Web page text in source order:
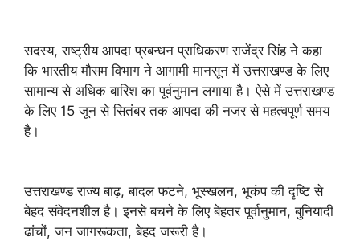
सदस्य, राष्ट्रीय आपदा प्रबन्धन प्राधिकरण राजेंद्र सिंह ने कहा
कि भारतीय मौसम विभाग ने आगामी मानसून में उत्तराखण्ड के लिए
सामान्य से अधिक बारिश का पूर्वनुमान लगाया है। ऐसे में उत्तराखण्ड
के लिए 15 जून से सितंबर तक आपदा की नजर से महत्वपूर्ण समय
है।
उत्तराखण्ड राज्य बाढ़, बादल फटने, भूस्खलन, भूकंप की दृष्टि से
बेहद संवेदनशील है। इनसे बचने के लिए बेहतर पूर्वानुमान, बुनियादी
ढांचों, जन जागरूकता, बेहद जरूरी है।